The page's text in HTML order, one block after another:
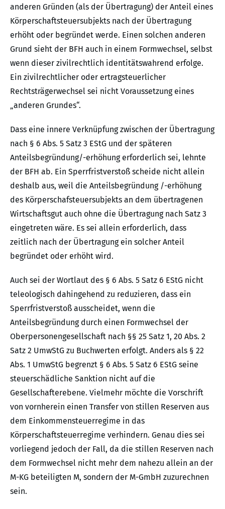
anderen Gründen (als der Übertragung) der Anteil eines
Körperschaftsteuersubjekts nach der Übertragung
erhöht oder begründet werde. Einen solchen anderen
Grund sieht der BFH auch in einem Formwechsel, selbst
wenn dieser zivilrechtlich identitätswahrend erfolge.
Ein zivilrechtlicher oder ertragsteuerlicher
Rechtsträgerwechsel sei nicht Voraussetzung eines
„anderen Grundes“.
Dass eine innere Verknüpfung zwischen der Übertragung
nach § 6 Abs. 5 Satz 3 EStG und der späteren
Anteilsbegründung/-erhöhung erforderlich sei, lehnte
der BFH ab. Ein Sperrfristverstoß scheide nicht allein
deshalb aus, weil die Anteilsbegründung /-erhöhung
des Körperschafsteuersubjekts an dem übertragenen
Wirtschaftsgut auch ohne die Übertragung nach Satz 3
eingetreten wäre. Es sei allein erforderlich, dass
zeitlich nach der Übertragung ein solcher Anteil
begründet oder erhöht wird.
Auch sei der Wortlaut des § 6 Abs. 5 Satz 6 EStG nicht
teleologisch dahingehend zu reduzieren, dass ein
Sperrfristverstoß ausscheidet, wenn die
Anteilsbegründung durch einen Formwechsel der
Oberpersonengesellschaft nach §§ 25 Satz 1, 20 Abs. 2
Satz 2 UmwStG zu Buchwerten erfolgt. Anders als § 22
Abs. 1 UmwStG begrenzt § 6 Abs. 5 Satz 6 EStG seine
steuerschädliche Sanktion nicht auf die
Gesellschafterebene. Vielmehr möchte die Vorschrift
von vornherein einen Transfer von stillen Reserven aus
dem Einkommensteuerregime in das
Körperschaftsteuerregime verhindern. Genau dies sei
vorliegend jedoch der Fall, da die stillen Reserven nach
dem Formwechsel nicht mehr dem nahezu allein an der
M-KG beteiligten M, sondern der M-GmbH zuzurechnen
sein.